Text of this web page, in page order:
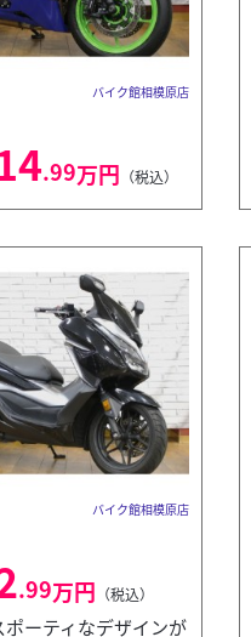
バイク館相模原店
.99万円 （税込）
バイク館相模原店
.99万円 （税込）
ーティなデザインが